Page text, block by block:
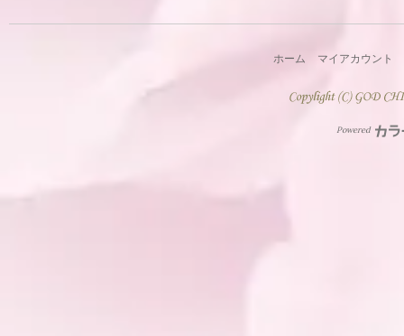
ホーム マイアカウント
Powered